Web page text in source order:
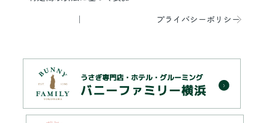
プライバシーポリシー